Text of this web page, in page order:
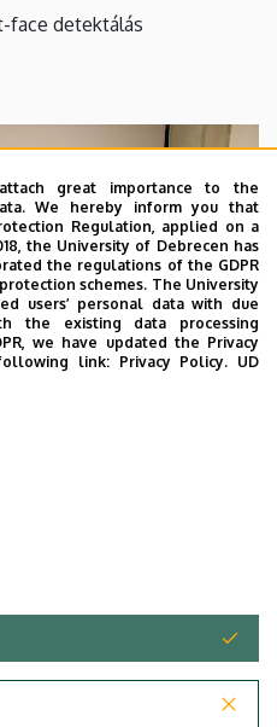
face detektálás
great importance to the
We hereby inform you that
Regulation, applied on a
the University of Debrecen has
the regulations of the GDPR
schemes. The University
users’ personal data with due
the existing data processing
we have updated the Privacy
link: Privacy Policy. UD